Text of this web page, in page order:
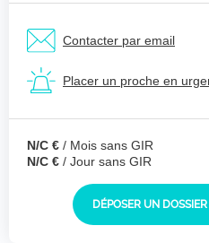
Joindre des
dessin, photo ..)
Déposer les
fichiers ici ou
Contacter par email
Placer un proche en
N/C € / Mois sans GIR
N/C € / Jour sans GIR
DÉPOSER UN